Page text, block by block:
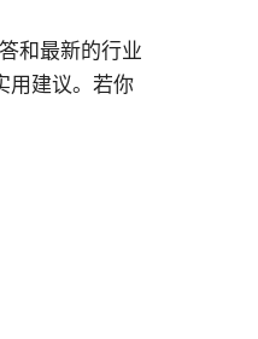
和最新的行业
用建议。若你